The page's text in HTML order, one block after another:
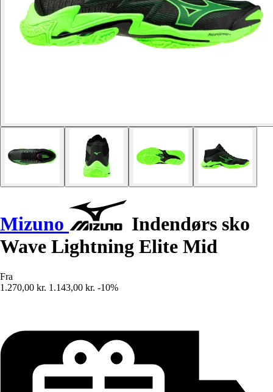
Mizuno
Indendørs sko
Wave Lightning Elite Mid
Fra
1.270,00 kr. 1.143,00 kr. -10%